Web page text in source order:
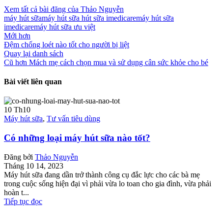
Xem tất cả bài đăng của Thảo Nguyễn
máy hút sữamáy hút sữa hút sữa imedicaremáy hút sữa
imedicaremáy hút sữa ưu việt
Mới hơn
Đệm chống loét nào tốt cho người bị liệt
Quay lại danh sách
Cũ hơn Mách mẹ cách chọn mua và sử dụng cân sức khỏe cho bé
Bài viết liên quan
10 Th10
Máy hút sữa, Tư vấn tiêu dùng
Có những loại máy hút sữa nào tốt?
Đăng bởi Thảo Nguyễn
Tháng 10 14, 2023
Máy hút sữa đang dần trở thành công cụ đắc lực cho các bà mẹ
trong cuộc sống hiện đại vì phải vừa lo toan cho gia đình, vừa phải
hoàn t...
Tiếp tục đọc